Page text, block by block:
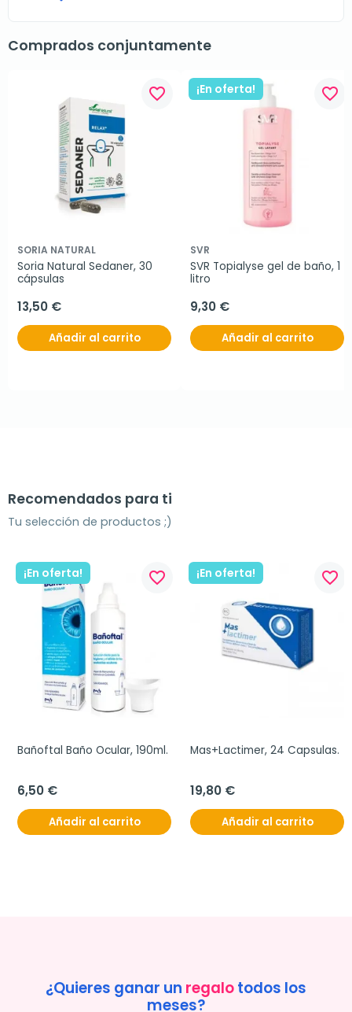
Comprados conjuntamente
favorite_border
SORIA NATURAL
Soria Natural Sedaner, 30
cápsulas
13,50 €
Añadir al carrito
¡En oferta! favorite_border
SVR
SVR Topialyse gel de baño, 1
litro
9,30 €
Añadir al carrito
Recomendados para ti
Tu selección de productos ;)
¡En oferta! favorite_border
Bañoftal Baño Ocular, 190ml.
6,50 €
Añadir al carrito
¡En oferta! favorite_border
Mas+Lactimer, 24 Capsulas.
19,80 €
Añadir al carrito
¿Quieres ganar un regalotodos los
meses?